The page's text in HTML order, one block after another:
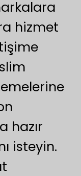
hizmet
hazır
isteyin.